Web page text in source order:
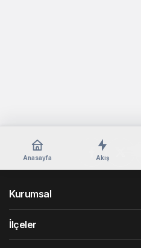
Anasayfa Akış
Kurumsal
İlçeler